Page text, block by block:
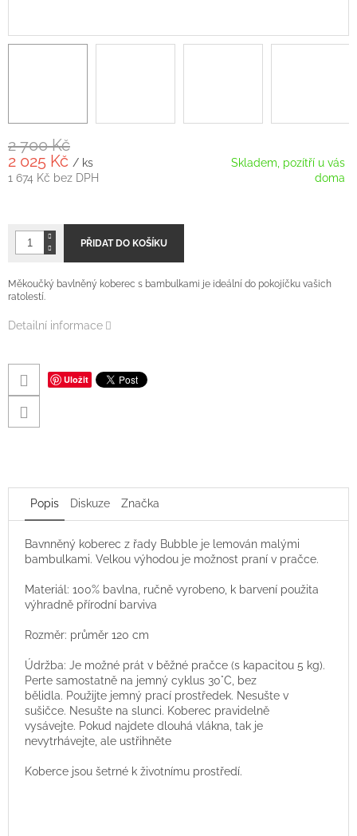
2 700 Kč
2 025 Kč / ks
1 674 Kč bez DPH
Skladem, pozítří u vás
doma
PŘIDAT DO KOŠÍKU
Měkoučký bavlněný koberec s bambulkami je ideální do pokojíčku vašich
ratolestí.
Detailní informace
Uložit
Popis Diskuze Značka
Bavnněný koberec z řady Bubble je lemován malými
bambulkami. Velkou výhodou je možnost praní v pračce.
Materiál: 100% bavlna, ručně vyrobeno, k barvení použita
výhradně přírodní barviva
Rozměr: průměr 120 cm
Údržba: Je možné prát v běžné pračce (s kapacitou 5 kg).
Perte samostatně na jemný cyklus 30°C, bez
bělidla. Použijte jemný prací prostředek. Nesušte v
sušičce. Nesušte na slunci. Koberec pravidelně
vysávejte. Pokud najdete dlouhá vlákna, tak je
nevytrhávejte, ale ustřihněte
Koberce jsou šetrné k životnímu prostředí.